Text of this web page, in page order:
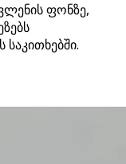
ფონზე,
საკითხებში.